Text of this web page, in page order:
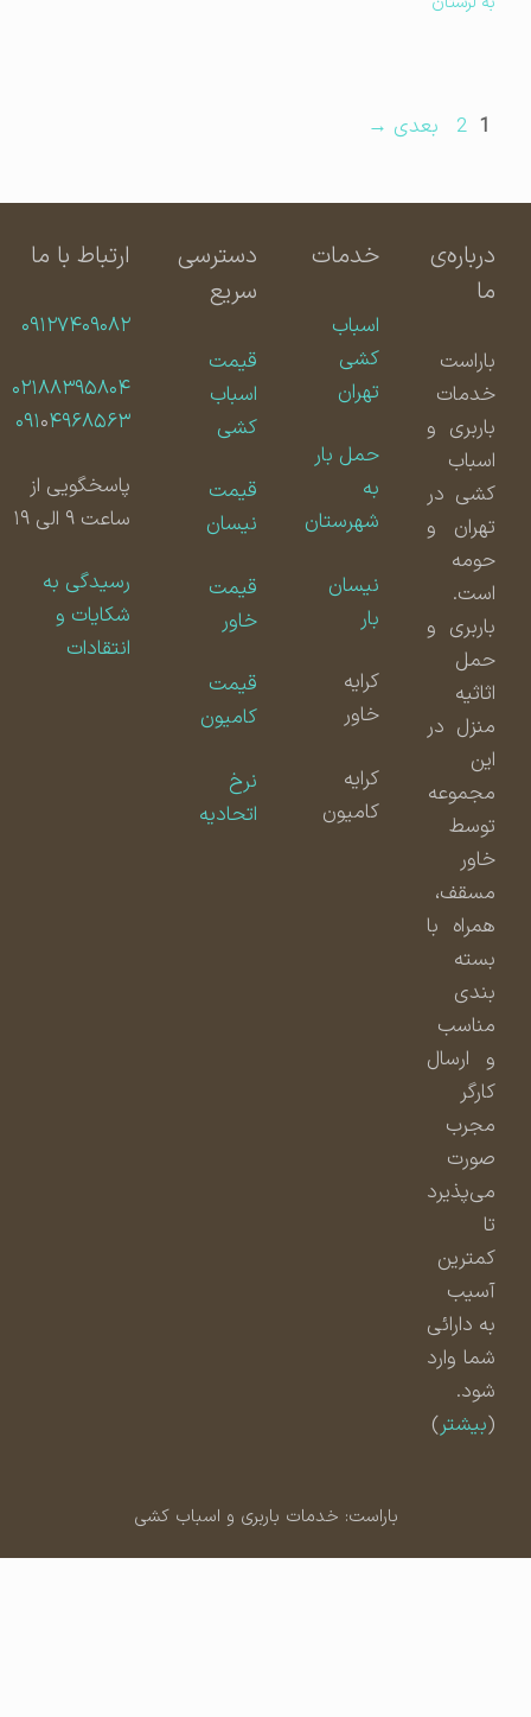
برگه بعدی→
درباره‌ی
باراست
خدمات
باربری و
اسباب
کشی در
تهران و
حومه
است.
باربری و
حمل
اثاثیه
منزل در
مجموعه
توسط
مسقف،
همراه با
بسته
بندی
مناسب
و ارسال
مجرب
صورت
می‌پذیرد
کمترین
آسیب
به دارائی
شما وارد
شود.
بیشتر)
خدمات
اسباب
کشی
تهران
حمل بار
شهرستان
نیسان
کامیون
دسترسی
سریع
قیمت
اسباب
کشی
قیمت
نیسان
قیمت
قیمت
کامیون
اتحادیه
ارتباط با ما
۰۹۱۲۷۴۰۹۰۸۲
۰۲۱۸۸۳۹۵۸۰۴
۰۹۱۰۴۹۶۸۵۶۳
پاسخگویی از
ساعت ۹ الی ۱۹
رسیدگی به
شکایات و
انتقادات
باراست: خدمات باربری و اسباب کشی